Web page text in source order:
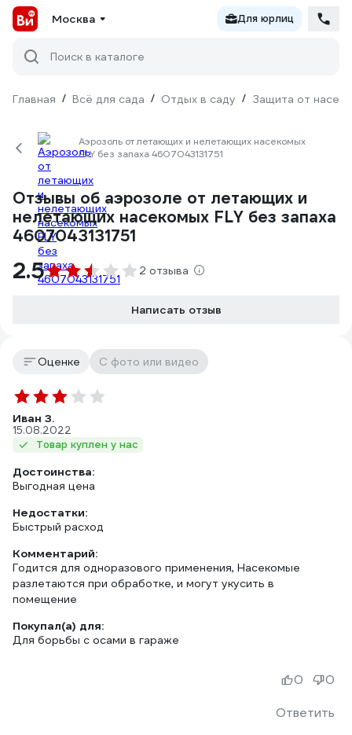
Москва Для юрлиц
Поиск в каталоге
Главная / Всё для сада / Отдых в саду / Защита от
Аэрозоль от летающих и нелетающих насекомых
FLY без запаха 4607043131751
Отзывы об аэрозоле от летающих и
нелетающих насекомых FLY без запаха
4607043131751
2.5 2 отзыва
Написать отзыв
Оценке С фото или видео
Иван З.
15.08.2022
Товар куплен у нас
Достоинства:
Выгодная цена
Недостатки:
Быстрый расход
Комментарий:
Годится для одноразового применения, Насекомые
разлетаются при обработке, и могут укусить в
помещение
Покупал(а) для:
Для борьбы с осами в гараже
Ответить
0 0